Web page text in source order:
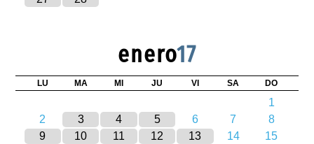
enero17
LU MA MI JU VI SA DO
1
2
3 4 5 6 7
8
9
10 11 12 13 14
15